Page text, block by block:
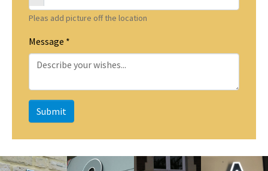
Pleas add picture off the location
Message *
Submit